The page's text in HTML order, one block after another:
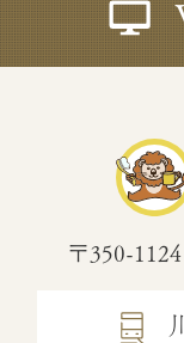
〒350-1124